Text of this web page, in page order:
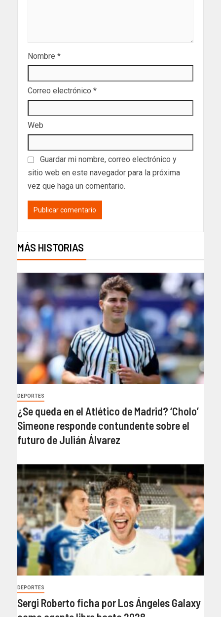
Nombre *
Correo electrónico *
Web
Guardar mi nombre, correo electrónico y
sitio web en este navegador para la próxima
vez que haga un comentario.
MÁS HISTORIAS
DEPORTES
¿Se queda en el Atlético de Madrid? ‘Cholo’
Simeone responde contundente sobre el
futuro de Julián Álvarez
DEPORTES
Sergi Roberto ficha por Los Ángeles Galaxy